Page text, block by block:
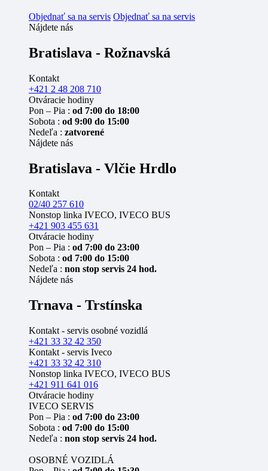
Objednať sa na servis Objednať sa na servis
Nájdete nás
Bratislava - Rožnavská
Kontakt
+421 2 48 208 710
Otváracie hodiny
Pon – Pia : od 7:00 do 18:00
Sobota : od 9:00 do 15:00
Nedeľa : zatvorené
Nájdete nás
Bratislava - Vlčie Hrdlo
Kontakt
02/40 257 610
Nonstop linka IVECO, IVECO BUS
+421 903 455 631
Otváracie hodiny
Pon – Pia : od 7:00 do 23:00
Sobota : od 7:00 do 15:00
Nedeľa : non stop servis 24 hod.
Nájdete nás
Trnava - Trstínska
Kontakt - servis osobné vozidlá
+421 33 32 42 350
Kontakt - servis Iveco
+421 33 32 42 310
Nonstop linka IVECO, IVECO BUS
+421 911 641 016
Otváracie hodiny
IVECO SERVIS
Pon – Pia : od 7:00 do 23:00
Sobota : od 7:00 do 15:00
Nedeľa : non stop servis 24 hod.
OSOBNÉ VOZIDLÁ